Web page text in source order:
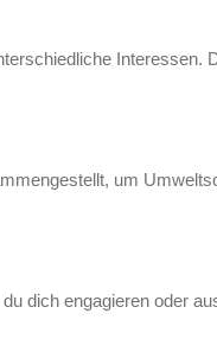
Interessen.
um
dich engagieren oder